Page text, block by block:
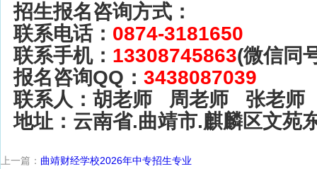
招生报名咨询方式：
联系电话： 0874-3181650
联系手机： 13308745863(微信同
报名咨询QQ： 3438087039
联系人：胡老师 周老师 张老师
地址：云南省.曲靖市.麒麟区文苑
上一篇： 曲靖财经学校2026年中专招生专业